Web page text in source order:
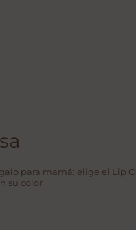
para mamá: elige el Lip
su color